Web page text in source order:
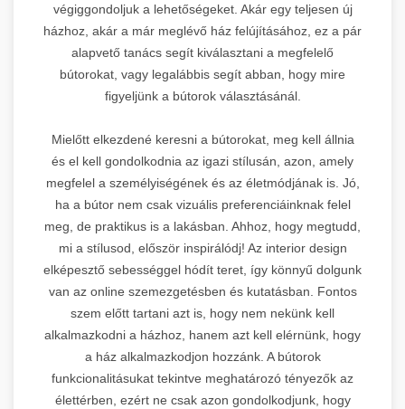
végiggondoljuk a lehetőségeket. Akár egy teljesen új
házhoz, akár a már meglévő ház felújításához, ez a pár
alapvető tanács segít kiválasztani a megfelelő
bútorokat, vagy legalábbis segít abban, hogy mire
figyeljünk a bútorok választásánál.
Mielőtt elkezdené keresni a bútorokat, meg kell állnia
és el kell gondolkodnia az igazi stílusán, azon, amely
megfelel a személyiségének és az életmódjának is. Jó,
ha a bútor nem csak vizuális preferenciáinknak felel
meg, de praktikus is a lakásban. Ahhoz, hogy megtudd,
mi a stílusod, először inspirálódj! Az interior design
elképesztő sebességgel hódít teret, így könnyű dolgunk
van az online szemezgetésben és kutatásban. Fontos
szem előtt tartani azt is, hogy nem nekünk kell
alkalmazkodni a házhoz, hanem azt kell elérnünk, hogy
a ház alkalmazkodjon hozzánk. A bútorok
funkcionalitásukat tekintve meghatározó tényezők az
élettérben, ezért ne csak azon gondolkodjunk, hogy